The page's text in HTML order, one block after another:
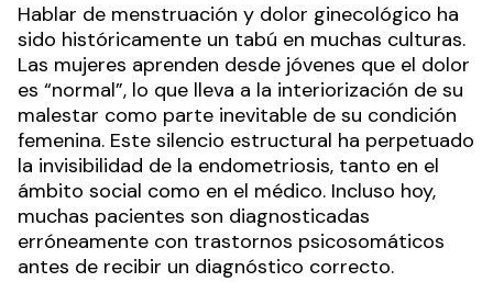
Hablar de menstruación y dolor ginecológico ha
sido históricamente un tabú en muchas culturas.
Las mujeres aprenden desde jóvenes que el dolor
es “normal”, lo que lleva a la interiorización de su
malestar como parte inevitable de su condición
femenina. Este silencio estructural ha perpetuado
la invisibilidad de la endometriosis, tanto en el
ámbito social como en el médico. Incluso hoy,
muchas pacientes son diagnosticadas
erróneamente con trastornos psicosomáticos
antes de recibir un diagnóstico correcto.